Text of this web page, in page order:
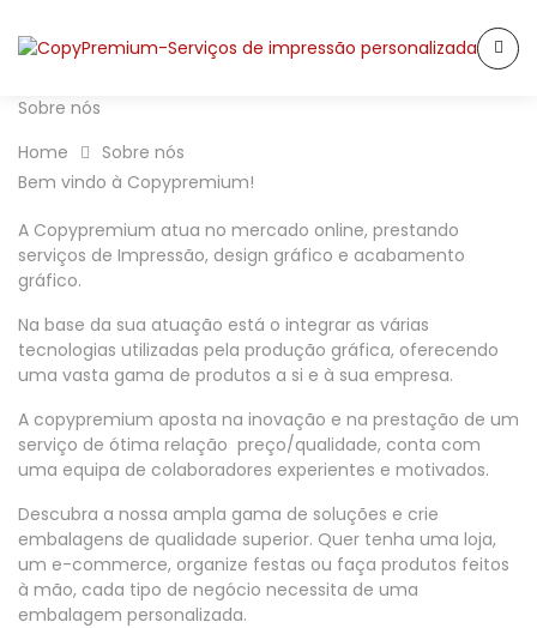
Sobre nós
Home
Sobre nós
Bem vindo à Copypremium!
A Copypremium atua no mercado online, prestando
serviços de Impressão, design gráfico e acabamento
gráfico.
Na base da sua atuação está o integrar as várias
tecnologias utilizadas pela produção gráfica, oferecendo
uma vasta gama de produtos a si e à sua empresa.
A copypremium aposta na inovação e na prestação de um
serviço de ótima relação preço/qualidade, conta com
uma equipa de colaboradores experientes e motivados.
Descubra a nossa ampla gama de soluções e crie
embalagens de qualidade superior. Quer tenha uma loja,
um e-commerce, organize festas ou faça produtos feitos
à mão, cada tipo de negócio necessita de uma
embalagem personalizada.